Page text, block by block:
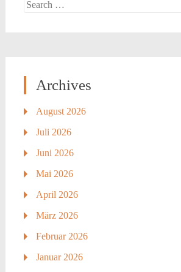
Search
Archives
August 2026
Juli 2026
Juni 2026
Mai 2026
April 2026
März 2026
Februar 2026
Januar 2026